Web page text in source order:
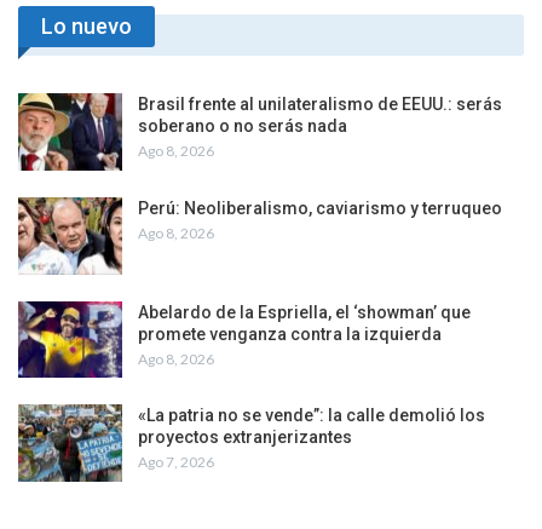
Lo nuevo
Brasil frente al unilateralismo de EEUU.: serás
soberano o no serás nada
Ago 8, 2026
Perú: Neoliberalismo, caviarismo y terruqueo
Ago 8, 2026
Abelardo de la Espriella, el ‘showman’ que
promete venganza contra la izquierda
Ago 8, 2026
«La patria no se vende”: la calle demolió los
proyectos extranjerizantes
Ago 7, 2026